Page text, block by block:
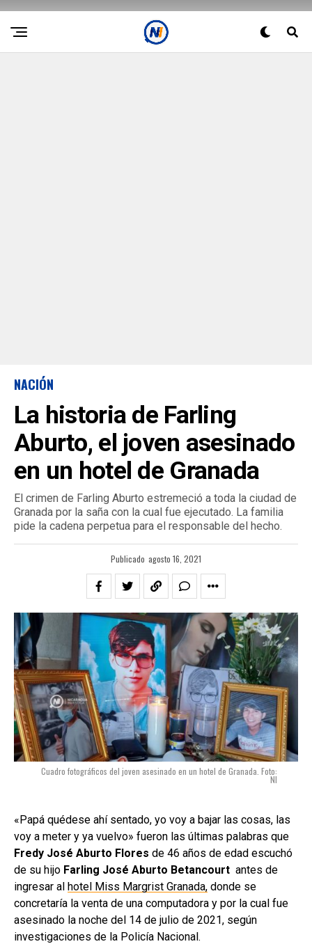
NACIÓN
La historia de Farling
Aburto, el joven asesinado
en un hotel de Granada
El crimen de Farling Aburto estremeció a toda la ciudad de
Granada por la saña con la cual fue ejecutado. La familia
pide la cadena perpetua para el responsable del hecho.
Publicado agosto 16, 2021
Cuadro fotográficos del joven asesinado en un hotel de Granada. Foto:
NI
«Papá quédese ahí sentado, yo voy a bajar las cosas, las
voy a meter y ya vuelvo» fueron las últimas palabras que
Fredy José Aburto Flores de 46 años de edad escuchó
de su hijo Farling José Aburto Betancourt antes de
ingresar al hotel Miss Margrist Granada, donde se
concretaría la venta de una computadora y por la cual fue
asesinado la noche del 14 de julio de 2021, según
investigaciones de la Policía Nacional.